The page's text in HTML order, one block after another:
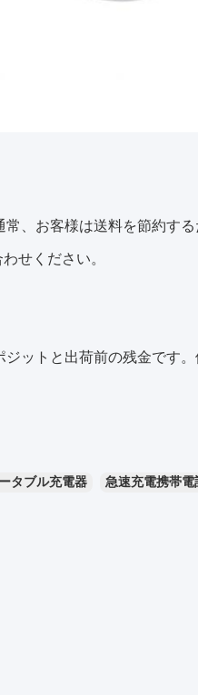
、お客様は送料を節約す
せください。
ットと出荷前の残金です
タブル充電器 急速充電携帯電